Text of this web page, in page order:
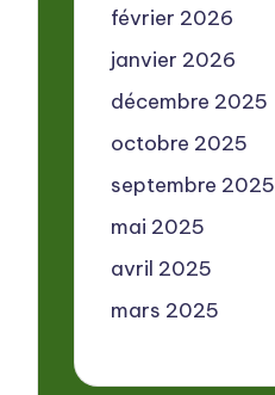
février 2026
janvier 2026
décembre 2025
octobre 2025
septembre 2025
mai 2025
avril 2025
mars 2025